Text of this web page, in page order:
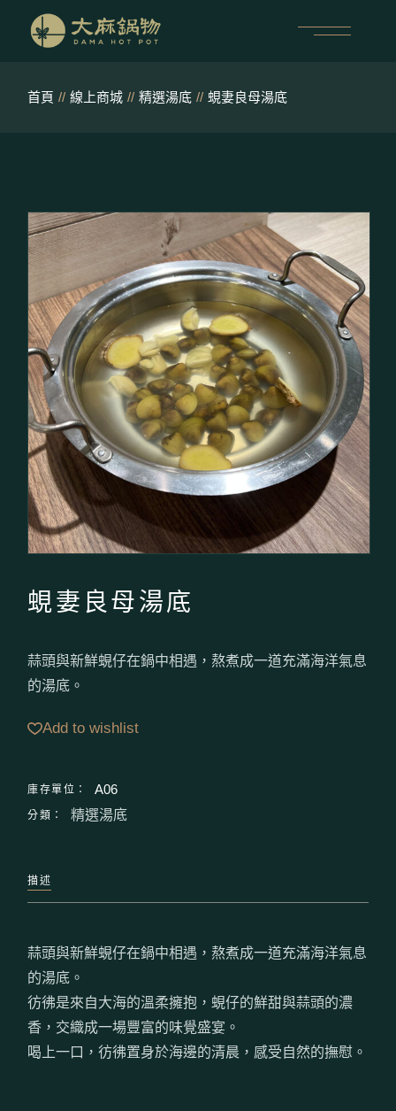
首頁 線上商城 精選湯底 蜆妻良母湯底
蜆妻良母湯底
蒜頭與新鮮蜆仔在鍋中相遇，熬煮成一道充滿海洋氣息
的湯底。
Add to wishlist
庫存單位： A06
分類： 精選湯底
描述
蒜頭與新鮮蜆仔在鍋中相遇，熬煮成一道充滿海洋氣息
的湯底。
彷彿是來自大海的溫柔擁抱，蜆仔的鮮甜與蒜頭的濃
香，交織成一場豐富的味覺盛宴。
喝上一口，彷彿置身於海邊的清晨，感受自然的撫慰。